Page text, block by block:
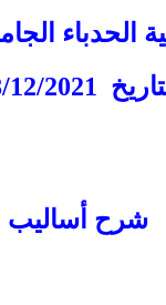
الحدباء
:
شرح أساليب